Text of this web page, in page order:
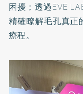
困擾；透過EVE
精確瞭解毛孔真正
療程。